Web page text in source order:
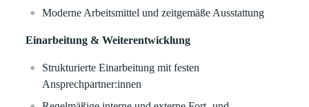
Moderne Arbeitsmittel und zeitgemäße Ausstattung
Einarbeitung & Weiterentwicklung
Strukturierte Einarbeitung mit festen
Ansprechpartner:innen